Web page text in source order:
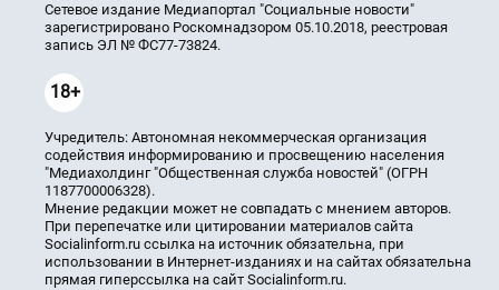
Сетевое издание Медиапортал "Социальные новости"
зарегистрировано Роскомнадзором 05.10.2018, реестровая
запись ЭЛ № ФС77-73824.
18+
Учредитель: Автономная некоммерческая организация
содействия информированию и просвещению населения
"Медиахолдинг "Общественная служба новостей" (ОГРН
1187700006328).
Мнение редакции может не совпадать с мнением авторов.
При перепечатке или цитировании материалов сайта
Socialinform.ru ссылка на источник обязательна, при
использовании в Интернет-изданиях и на сайтах обязательна
прямая гиперссылка на сайт Socialinform.ru.